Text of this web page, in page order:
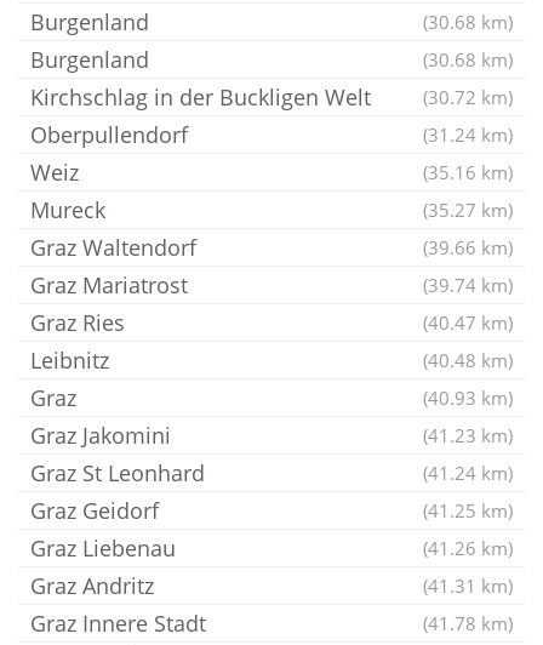
Burgenland (30.68 km)
Burgenland (30.68 km)
Kirchschlag in der Buckligen Welt (30.72 km)
Oberpullendorf (31.24 km)
Weiz (35.16 km)
Mureck (35.27 km)
Graz Waltendorf (39.66 km)
Graz Mariatrost (39.74 km)
Graz Ries (40.47 km)
Leibnitz (40.48 km)
Graz (40.93 km)
Graz Jakomini (41.23 km)
Graz St Leonhard (41.24 km)
Graz Geidorf (41.25 km)
Graz Liebenau (41.26 km)
Graz Andritz (41.31 km)
Graz Innere Stadt (41.78 km)